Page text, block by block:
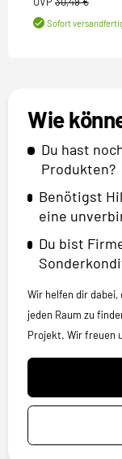
Sofort
Wie
Du hast
Produkten?
Benötigst
eine
Du bist
Wir helfen dir
jeden Raum zu
Projekt. Wir freuen